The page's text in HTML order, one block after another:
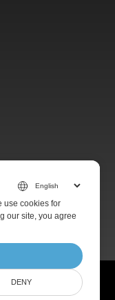
Reserved.
use cookies for
our site, you agree
DENY